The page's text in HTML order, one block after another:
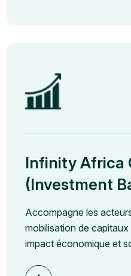
Infinity Africa
(Investment
Accompagne les
mobilisation de
impact économique et